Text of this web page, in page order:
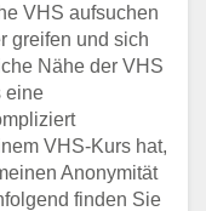
VHS aufsuchen
greifen und sich
Nähe der VHS
eine
VHS-Kurs hat,
Anonymität
finden Sie